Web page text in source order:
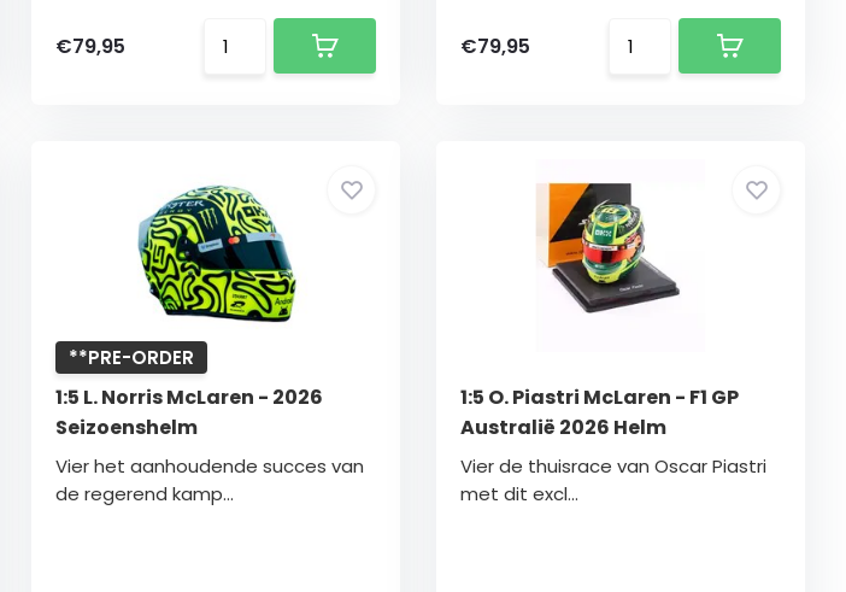
€79,95 €79,95
**PRE-ORDER
1:5 L. Norris McLaren - 2026
Seizoenshelm
Vier het aanhoudende succes van
de regerend kamp...
1:5 O. Piastri McLaren - F1 GP
Australië 2026 Helm
Vier de thuisrace van Oscar Piastri
met dit excl...